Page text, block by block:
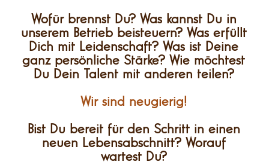
Wofür brennst Du? Was kannst Du in
unserem Betrieb beisteuern? Was erfüllt
Dich mit Leidenschaft? Was ist Deine
ganz persönliche Stärke? Wie möchtest
Du Dein Talent mit anderen teilen?
Wir sind neugierig!
Bist Du bereit für den Schritt in einen
neuen Lebensabschnitt? Worauf
wartest Du?